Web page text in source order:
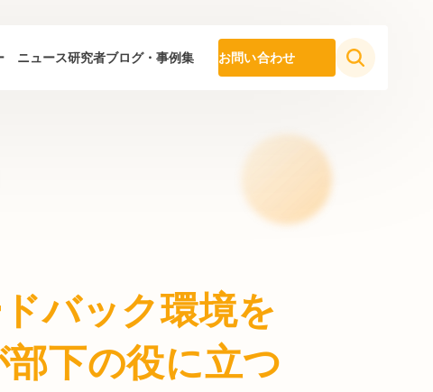
ニュース研究者ブログ・事例集 お問い合わせ
バック環境を
下の役に立つ